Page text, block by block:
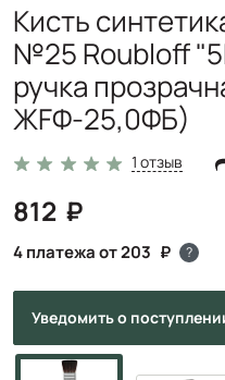
Кисть
№25 Roubloff
ручка
ЖFФ-25,0ФБ)
1 отзыв
812
4 платежа от 203 ?
Уведомитьо